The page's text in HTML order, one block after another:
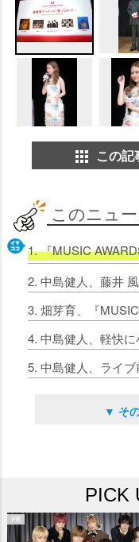
この記
このニュ
1. 『MUSIC
4. 中島健人、軽快
▼ そ
PICK